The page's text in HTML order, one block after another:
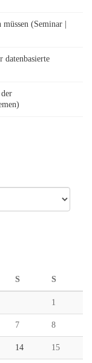
(Seminar |
datenbasierte
S S
1
7 8
14 15